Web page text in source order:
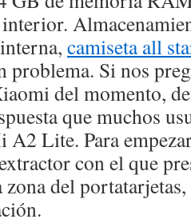
camiseta all
problema. Si nos
del momento,
que muchos
Lite. Para
con el que
zona del